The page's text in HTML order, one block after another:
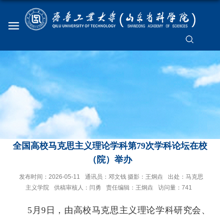
全国高校马克思主义理论学科第79次学科论坛在校
（院）举办
发布时间：2026-05-11 通讯员：邓文钱 摄影：王炯垚
出处：马克思
主义学院
供稿审核人：闫勇 责任编辑：王炯垚 访问量： 741
5月9日，由高校马克思主义理论学科研究会、